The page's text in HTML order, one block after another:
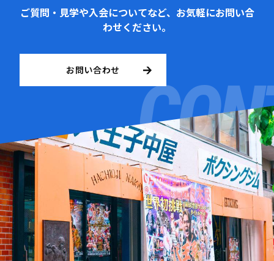
ご質問・見学や入会についてなど、お気軽にお問い合
わせください。
お問い合わせ